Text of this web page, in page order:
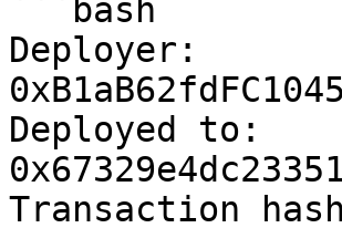
```bash
Deployer:
Deployed to:
Transaction